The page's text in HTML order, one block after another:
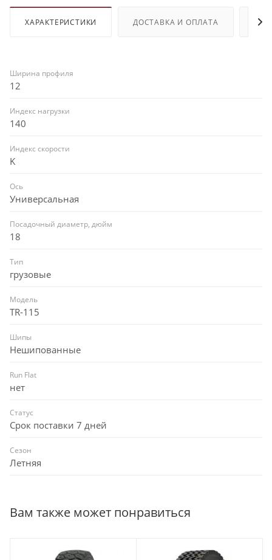
ХАРАКТЕРИСТИКИ ДОСТАВКА И ОПЛАТА
Ширина профиля
12
Индекс нагрузки
140
Индекс скорости
K
Ось
Универсальная
Посадочный диаметр, дюйм
18
Тип
грузовые
Модель
TR-115
Шипы
Нешипованные
Run Flat
нет
Статус
Срок поставки 7 дней
Сезон
Летняя
Вам также может понравиться